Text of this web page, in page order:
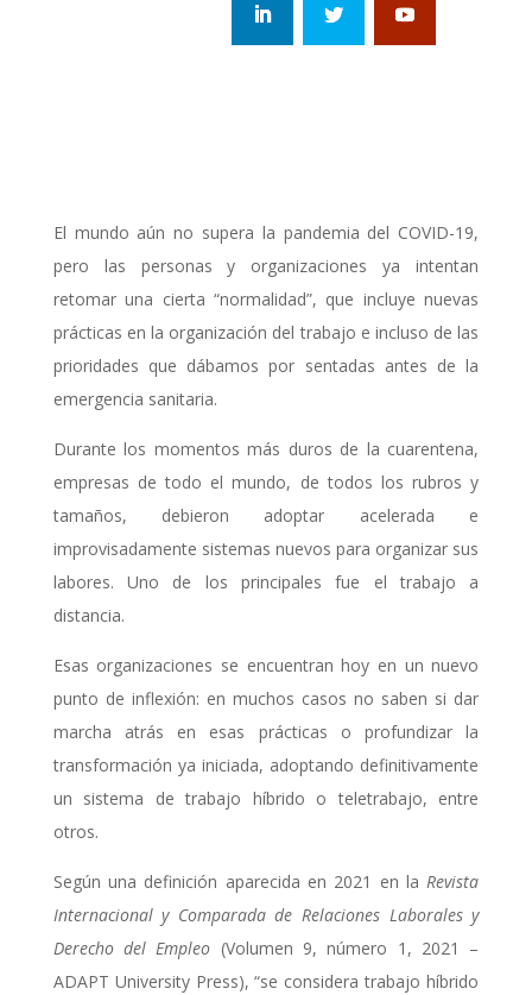
El mundo aún no supera la pandemia del COVID-19,
pero las personas y organizaciones ya intentan
retomar una cierta “normalidad”, que incluye nuevas
prácticas en la organización del trabajo e incluso de las
prioridades que dábamos por sentadas antes de la
emergencia sanitaria.
Durante los momentos más duros de la cuarentena,
empresas de todo el mundo, de todos los rubros y
tamaños, debieron adoptar acelerada e
improvisadamente sistemas nuevos para organizar sus
labores. Uno de los principales fue el trabajo a
distancia.
Esas organizaciones se encuentran hoy en un nuevo
punto de inflexión: en muchos casos no saben si dar
marcha atrás en esas prácticas o profundizar la
transformación ya iniciada, adoptando definitivamente
un sistema de trabajo híbrido o teletrabajo, entre
otros.
Según una definición aparecida en 2021 en la Revista
Internacional y Comparada de Relaciones Laborales y
Derecho del Empleo (Volumen 9, número 1, 2021 –
ADAPT University Press), “se considera trabajo híbrido